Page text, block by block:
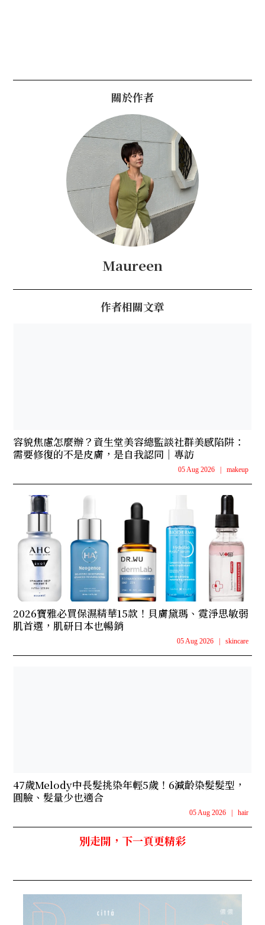
關於作者
Maureen
作者相關文章
容貌焦慮怎麼辦？資生堂美容總監談社群美感陷阱：
需要修復的不是皮膚，是自我認同｜專訪
05 Aug 2026 | makeup
2026寶雅必買保濕精華15款！貝膚黛瑪、霓淨思敏弱
肌首選，肌研日本也暢銷
05 Aug 2026 | skincare
47歲Melody中長髮挑染年輕5歲！6減齡染髮髮型，
圓臉、髮量少也適合
05 Aug 2026 | hair
別走開，下一頁更精彩